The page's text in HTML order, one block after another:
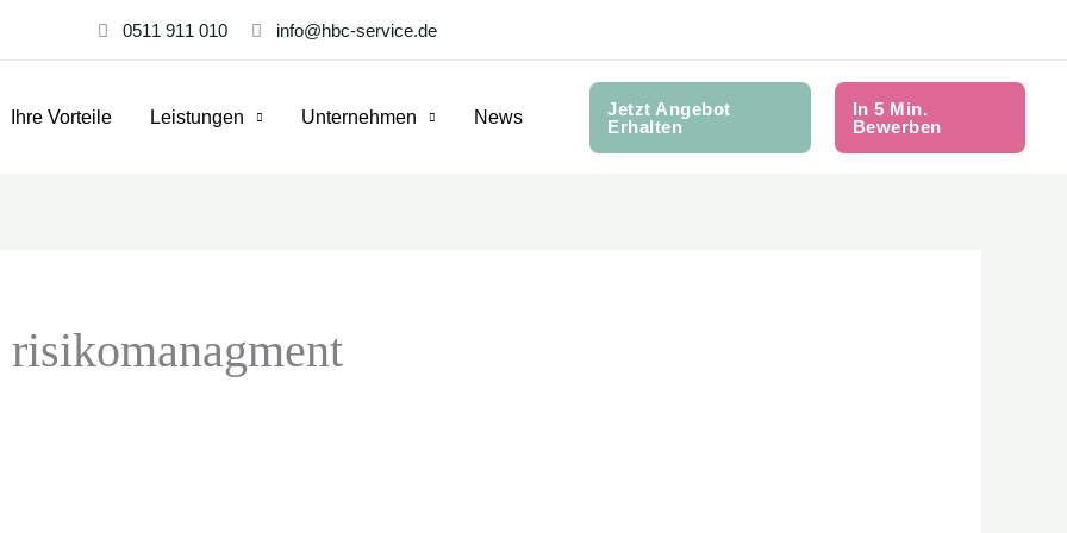
0511 911 010 info@hbc-service.de
Ihre Vorteile Leistungen Unternehmen News
Jetzt Angebot
Erhalten
In 5 Min.
Bewerben